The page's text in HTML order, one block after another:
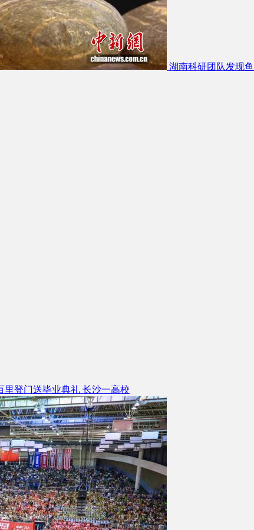
湖南科研团队发现
里登门送毕业典礼 长沙一高校